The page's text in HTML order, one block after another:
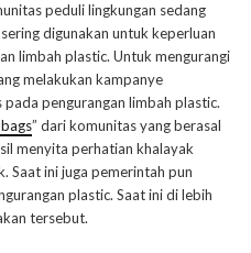
peduli lingkungan sedang
digunakan untuk keperluan
limbah plastic. Untuk mengurangi
melakukan kampanye
pengurangan limbah plastic.
” dari komunitas yang berasal
menyita perhatian khalayak
Saat ini juga pemerintah pun
plastic. Saat ini di lebih
tersebut.